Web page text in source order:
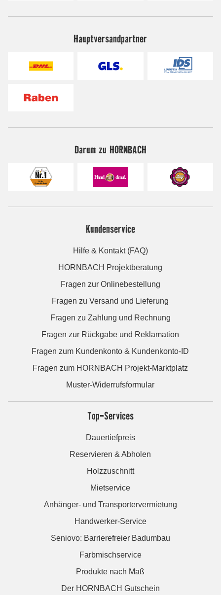
Hauptversandpartner
Darum zu HORNBACH
Kundenservice
Hilfe & Kontakt (FAQ)
HORNBACH Projektberatung
Fragen zur Onlinebestellung
Fragen zu Versand und Lieferung
Fragen zu Zahlung und Rechnung
Fragen zur Rückgabe und Reklamation
Fragen zum Kundenkonto & Kundenkonto-ID
Fragen zum HORNBACH Projekt-Marktplatz
Muster-Widerrufsformular
Top-Services
Dauertiefpreis
Reservieren & Abholen
Holzzuschnitt
Mietservice
Anhänger- und Transportervermietung
Handwerker-Service
Seniovo: Barrierefreier Badumbau
Farbmischservice
Produkte nach Maß
Der HORNBACH Gutschein